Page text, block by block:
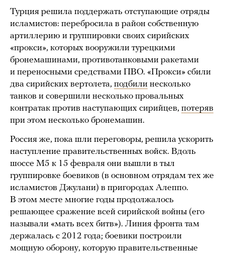
Турция решила поддержать отступающие отряды
исламистов: перебросила в район собственную
артиллерию и группировки своих сирийских
«прокси», которых вооружили турецкими
бронемашинами, противотанковыми ракетами
и переносными средствами ПВО. «Прокси» сбили
два сирийских вертолета, подбили несколько
танков и совершили несколько провальных
контратак против наступающих сирийцев, потеряв
при этом несколько бронемашин.
Россия же, пока шли переговоры, решила ускорить
наступление правительственных войск. Вдоль
шоссе М5 к 15 февраля они вышли в тыл
группировке боевиков (в основном отрядам тех же
исламистов Джулани) в пригородах Алеппо.
В этом месте многие годы продолжалось
решающее сражение всей сирийской войны (его
называли «мать всех битв»). Линия фронта там
держалась с 2012 года; боевики построили
мощную оборону, которую правительственные